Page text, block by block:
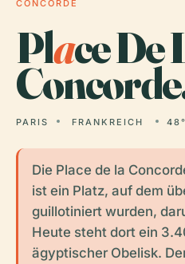
CONCORDE
Place De
PARIS FRANKREICH
Die Place de la
ist ein Platz, auf dem
guillotiniert wurden,
Heute steht dort ein
ägyptischer Obelisk.